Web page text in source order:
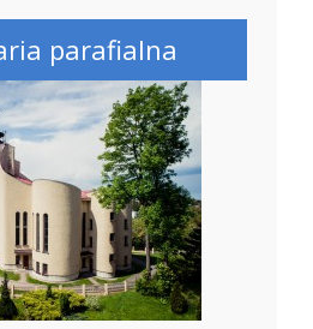
parafialna